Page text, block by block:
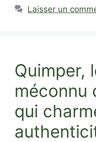
Laisser un
Quimper,
méconnu
qui